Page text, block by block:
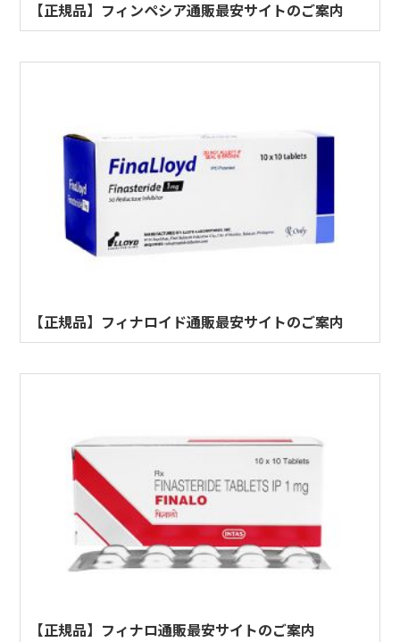
【正規品】フィンペシア通販最安サイトのご案内
【正規品】フィナロイド通販最安サイトのご案内
【正規品】フィナロ通販最安サイトのご案内